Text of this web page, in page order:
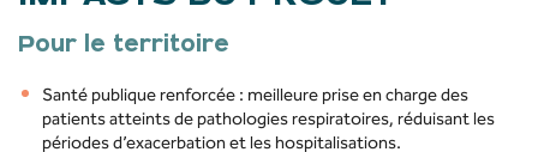
Pour le territoire
Santé publique renforcée : meilleure prise en charge des
patients atteints de pathologies respiratoires, réduisant les
périodes d’exacerbation et les hospitalisations.